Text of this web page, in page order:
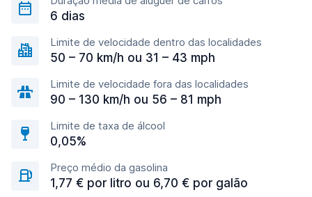
6 dias
Limite de velocidade dentro das localidades
50 – 70 km/h ou 31 – 43 mph
Limite de velocidade fora das localidades
90 – 130 km/h ou 56 – 81 mph
Limite de taxa de álcool
0,05%
Preço médio da gasolina
1,77 € por litro ou 6,70 € por galão